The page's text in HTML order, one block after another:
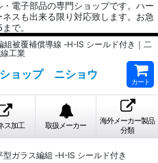
電子部品の専門ショップです。ハー
スも出来る限り対応致します。お急
で。
被覆補償導線 -H-IS シールド付き｜二
工業
ョップ ニショウ
カート
ス加工 取扱メーカー
海外メーカー製品
分類
型ガラス編組 -H-IS シールド付き